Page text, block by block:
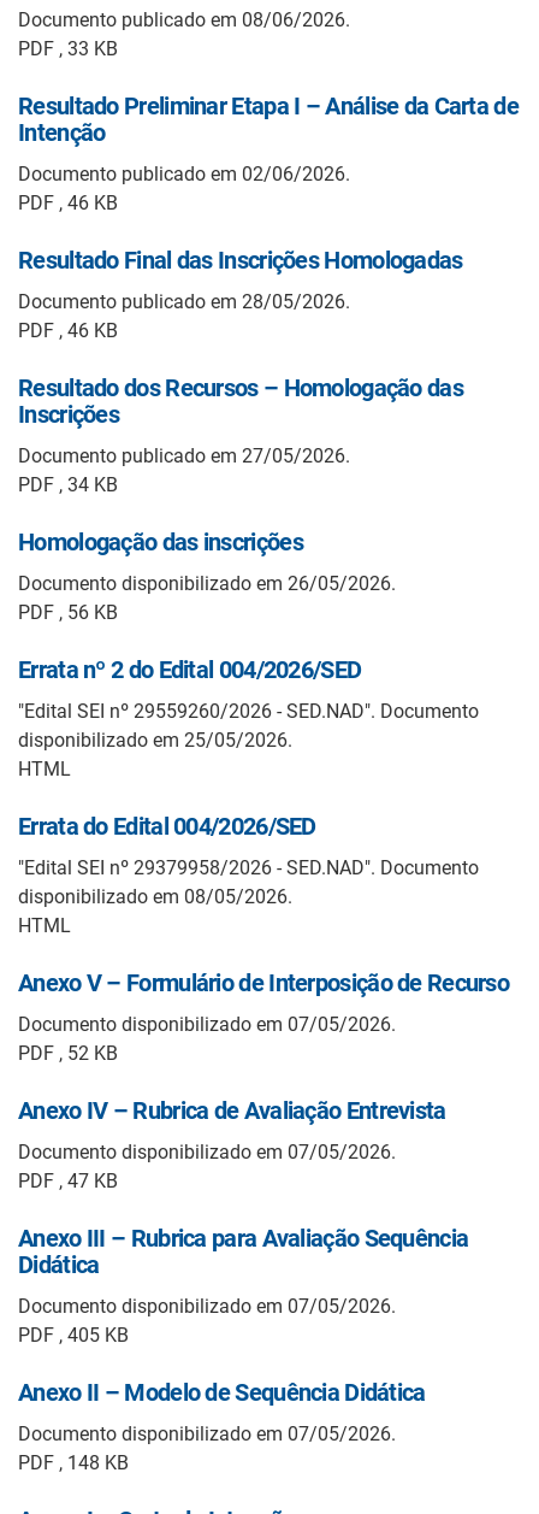
Documento publicado em 08/06/2026.
PDF , 33 KB
Resultado Preliminar Etapa I – Análise da Carta de
Intenção
Documento publicado em 02/06/2026.
PDF , 46 KB
Resultado Final das Inscrições Homologadas
Documento publicado em 28/05/2026.
PDF , 46 KB
Resultado dos Recursos – Homologação das
Inscrições
Documento publicado em 27/05/2026.
PDF , 34 KB
Homologação das inscrições
Documento disponibilizado em 26/05/2026.
PDF , 56 KB
Errata nº 2 do Edital 004/2026/SED
"Edital SEI nº 29559260/2026 - SED.NAD". Documento
disponibilizado em 25/05/2026.
HTML
Errata do Edital 004/2026/SED
"Edital SEI nº 29379958/2026 - SED.NAD". Documento
disponibilizado em 08/05/2026.
HTML
Anexo V – Formulário de Interposição de Recurso
Documento disponibilizado em 07/05/2026.
PDF , 52 KB
Anexo IV – Rubrica de Avaliação Entrevista
Documento disponibilizado em 07/05/2026.
PDF , 47 KB
Anexo III – Rubrica para Avaliação Sequência
Didática
Documento disponibilizado em 07/05/2026.
PDF , 405 KB
Anexo II – Modelo de Sequência Didática
Documento disponibilizado em 07/05/2026.
PDF , 148 KB